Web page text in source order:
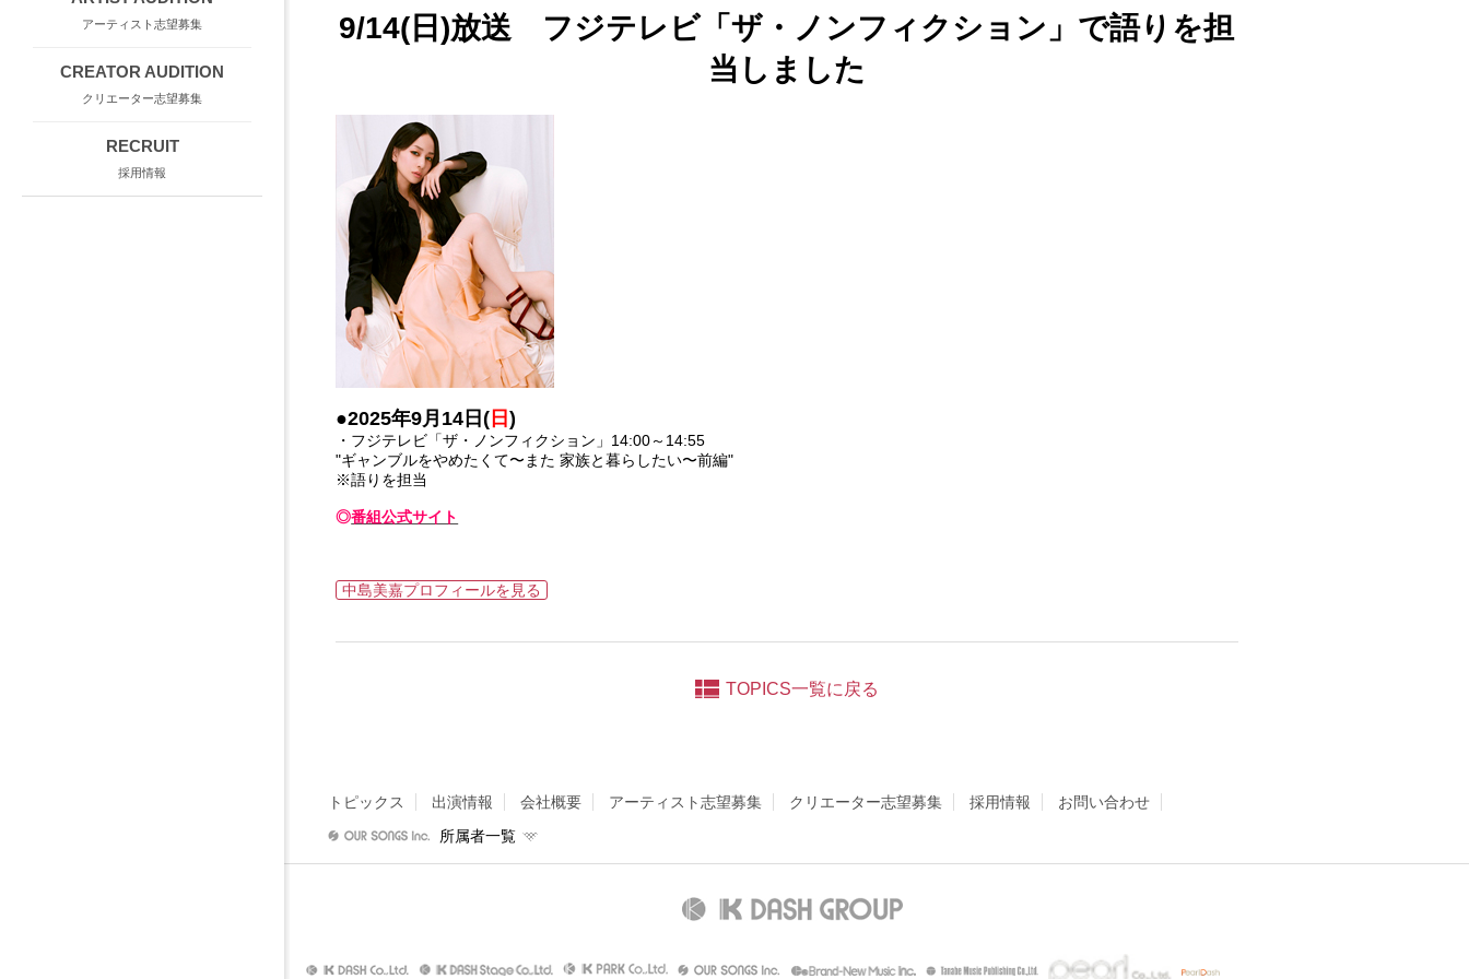
アーティスト志望募集
CREATOR AUDITION
クリエーター志望募集
RECRUIT
採用情報
9/14(日)放送 フジテレビ「ザ・ノンフィクション」で語りを担
当しました
●2025年9月14日( 日)
・フジテレビ「ザ・ノンフィクション」14:00～14:55
"ギャンブルをやめたくて〜また 家族と暮らしたい〜前編"
※語りを担当
◎番組公式サイト
中島美嘉プロフィールを見る
TOPICS一覧に戻る
トピックス 出演情報 会社概要 アーティスト志望募集 クリエーター志望募集 採用情報
お問い合わせ
所属者一覧